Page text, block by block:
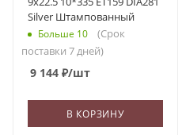
Silver Штампованный
Больше 10
(Срок
поставки 7 дней)
9 144 ₽/шт
В КОРЗИНУ